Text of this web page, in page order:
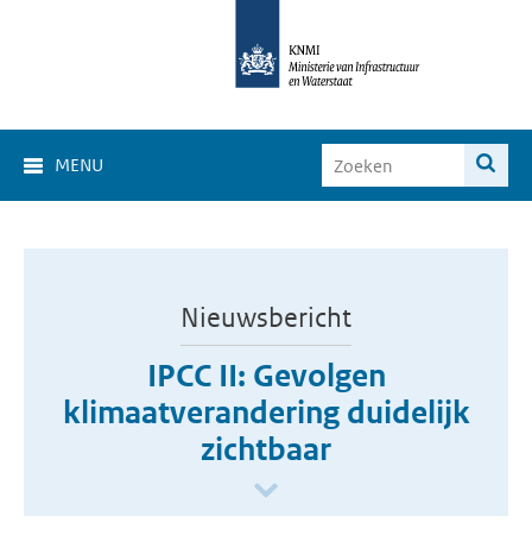
MENU
Nieuwsbericht
IPCC II: Gevolgen
klimaatverandering duidelijk
zichtbaar